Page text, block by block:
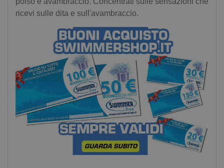
ricevi sulle dita e sull'avambraccio.